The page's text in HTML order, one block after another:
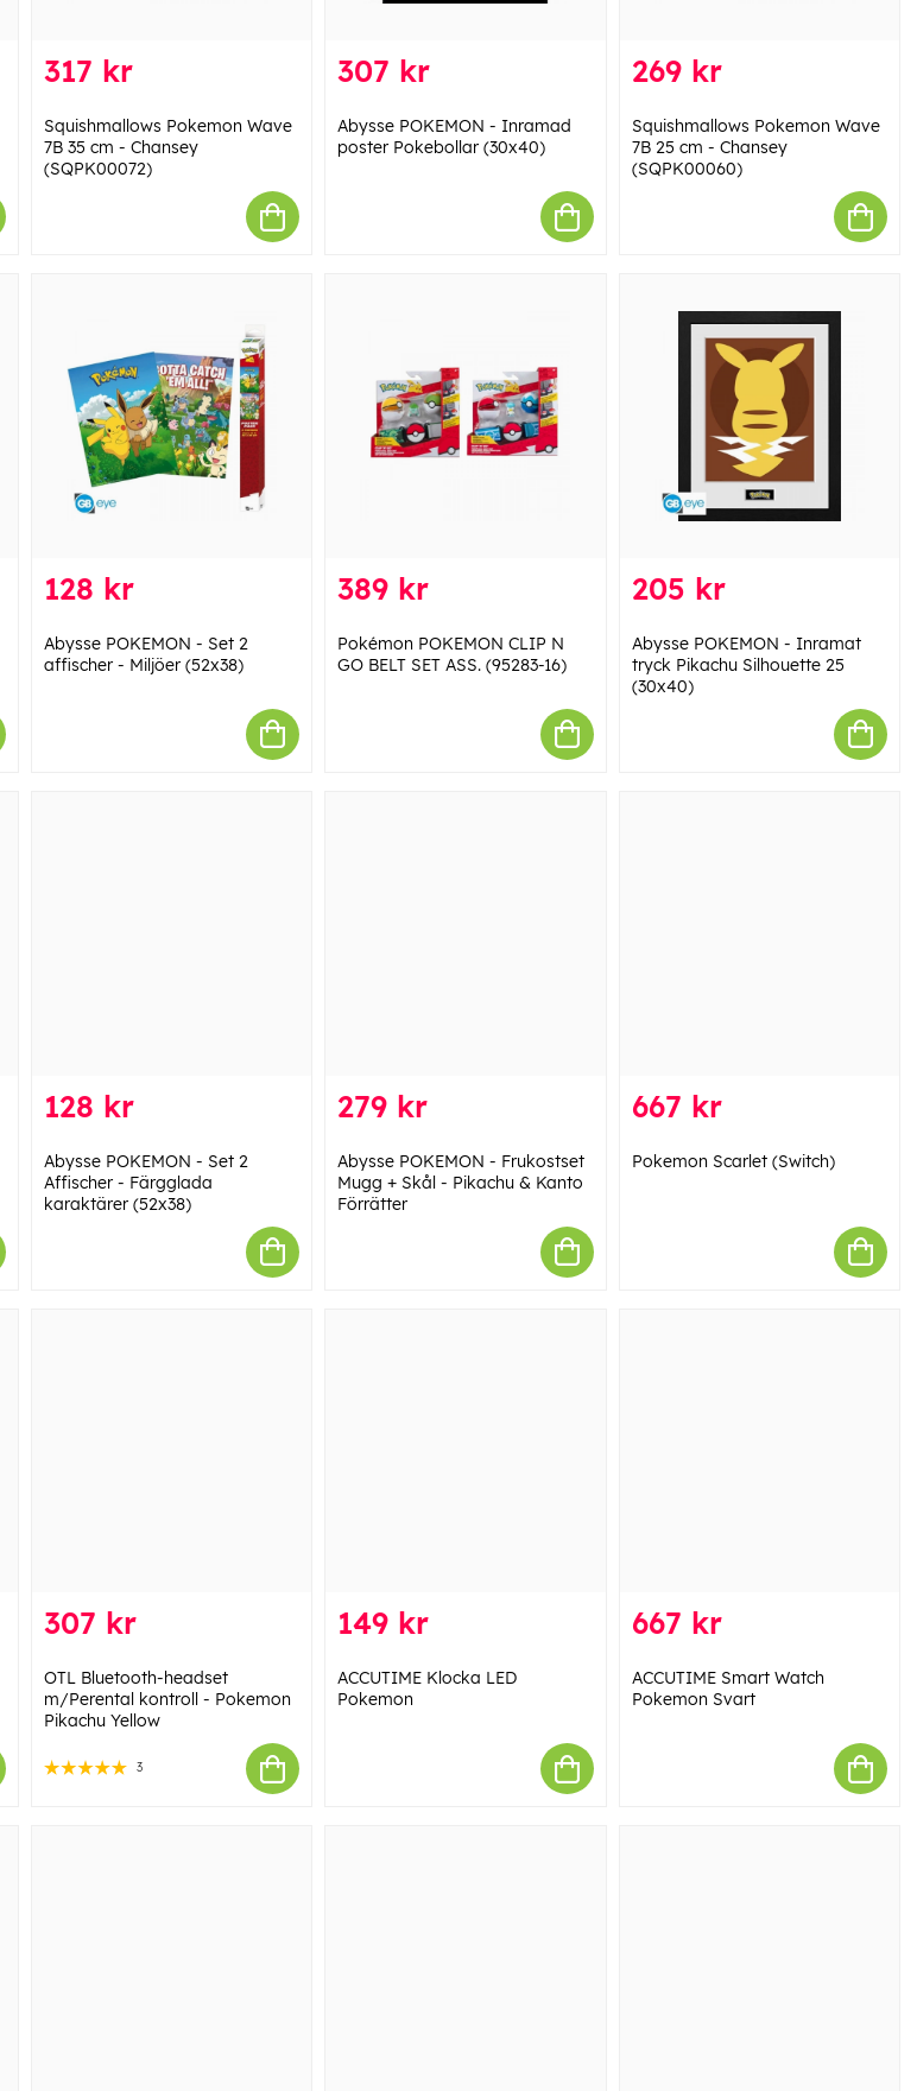
317 kr
Squishmallows Pokemon Wave
7B 35 cm - Chansey
(SQPK00072)
307 kr
Abysse POKEMON - Inramad
poster Pokebollar (30x40)
269 kr
Squishmallows Pokemon Wave
7B 25 cm - Chansey
(SQPK00060)
128 kr
Abysse POKEMON - Set 2
affischer - Miljöer (52x38)
389 kr
Pokémon POKEMON CLIP N
GO BELT SET ASS. (95283-16)
205 kr
Abysse POKEMON - Inramat
tryck Pikachu Silhouette 25
(30x40)
128 kr
Abysse POKEMON - Set 2
Affischer - Färgglada
karaktärer (52x38)
279 kr
Abysse POKEMON - Frukostset
Mugg + Skål - Pikachu & Kanto
Förrätter
667 kr
Pokemon Scarlet (Switch)
307 kr
OTL Bluetooth-headset
m/Perental kontroll - Pokemon
Pikachu Yellow
3
149 kr
ACCUTIME Klocka LED
Pokemon
667 kr
ACCUTIME Smart Watch
Pokemon Svart